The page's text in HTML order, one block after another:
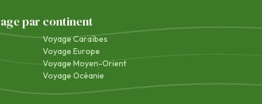
par continent
Voyage Caraïbes
Voyage Europe
Voyage Moyen-Orient
Voyage Océanie